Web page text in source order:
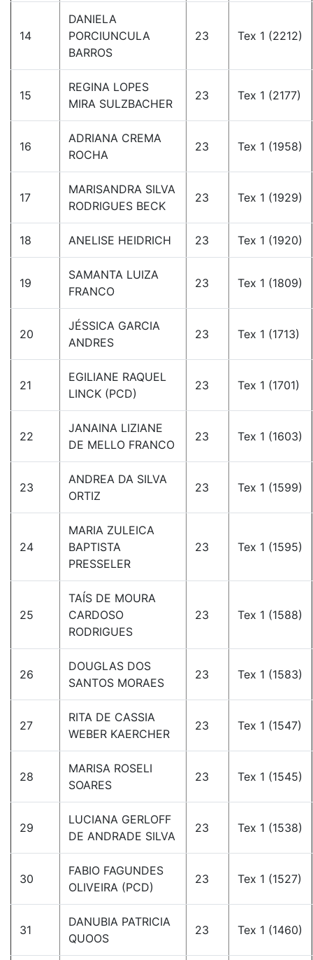
14
DANIELA
PORCIUNCULA
BARROS
23 Tex 1 (2212)
15
REGINA LOPES
MIRA SULZBACHER
23 Tex 1 (2177)
16
ADRIANA CREMA
ROCHA
23 Tex 1 (1958)
17
MARISANDRA SILVA
RODRIGUES BECK
23 Tex 1 (1929)
18 ANELISE HEIDRICH 23 Tex 1 (1920)
19
SAMANTA LUIZA
FRANCO
23 Tex 1 (1809)
20
JÉSSICA GARCIA
ANDRES
23 Tex 1 (1713)
21
EGILIANE RAQUEL
LINCK (PCD)
23 Tex 1 (1701)
22
JANAINA LIZIANE
DE MELLO FRANCO
23 Tex 1 (1603)
23
ANDREA DA SILVA
ORTIZ
23 Tex 1 (1599)
24
MARIA ZULEICA
BAPTISTA
PRESSELER
23 Tex 1 (1595)
25
TAÍS DE MOURA
CARDOSO
RODRIGUES
23 Tex 1 (1588)
26
DOUGLAS DOS
SANTOS MORAES
23 Tex 1 (1583)
27
RITA DE CASSIA
WEBER KAERCHER
23 Tex 1 (1547)
28
MARISA ROSELI
SOARES
23 Tex 1 (1545)
29
LUCIANA GERLOFF
DE ANDRADE SILVA
23 Tex 1 (1538)
30
FABIO FAGUNDES
OLIVEIRA (PCD)
23 Tex 1 (1527)
31
DANUBIA PATRICIA
QUOOS
23 Tex 1 (1460)